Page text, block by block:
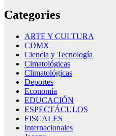
Categories
ARTE Y CULTURA
CDMX
Ciencia y Tecnología
Cimatológicas
Climatológicas
Deportes
Economía
EDUCACIÓN
ESPECTÁCULOS
FISCALES
Internacionales